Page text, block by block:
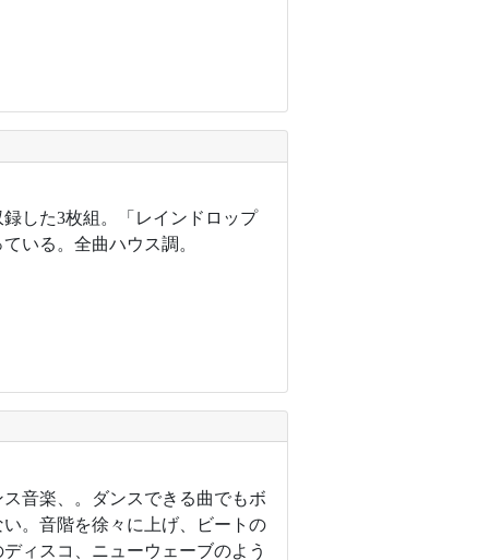
した3枚組。「レインドロップ
いる。全曲ハウス調。
音楽、。ダンスできる曲でもボ
。音階を徐々に上げ、ビートの
ィスコ、ニューウェーブのよう